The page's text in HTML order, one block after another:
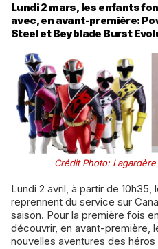
Lundi 2 mars, les enfants
avec, en avant-première:
Steel et Beyblade Burst
Crédit Photo:
Lundi 2 avril, à partir de 10h35, les Power Rangers
reprennent du service sur
saison. Pour la première fois
découvrir, en avant-première,
nouvelles aventures des héros